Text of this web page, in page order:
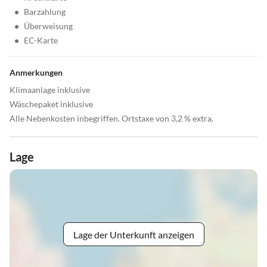
• Barzahlung
• Überweisung
• EC-Karte
Anmerkungen
Klimaanlage inklusive
Wäschepaket inklusive
Alle Nebenkosten inbegriffen. Ortstaxe von 3,2 % extra.
Lage
Lage der Unterkunft anzeigen